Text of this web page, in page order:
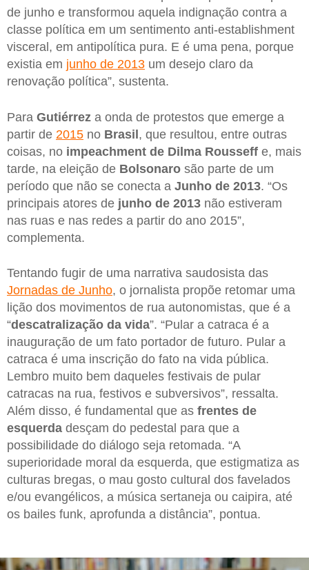
de junho e transformou aquela indignação contra a
classe política em um sentimento anti-establishment
visceral, em antipolítica pura. E é uma pena, porque
existia em junho de 2013 um desejo claro da
renovação política”, sustenta.
Para Gutiérrez a onda de protestos que emerge a
partir de 2015 no Brasil, que resultou, entre outras
coisas, no impeachment de Dilma Rousseff e, mais
tarde, na eleição de Bolsonaro são parte de um
período que não se conecta a Junho de 2013. “Os
principais atores de junho de 2013 não estiveram
nas ruas e nas redes a partir do ano 2015”,
complementa.
Tentando fugir de uma narrativa saudosista das
Jornadas de Junho, o jornalista propõe retomar uma
lição dos movimentos de rua autonomistas, que é a
“descatralização da vida”. “Pular a catraca é a
inauguração de um fato portador de futuro. Pular a
catraca é uma inscrição do fato na vida pública.
Lembro muito bem daqueles festivais de pular
catracas na rua, festivos e subversivos”, ressalta.
Além disso, é fundamental que as frentes de
esquerda desçam do pedestal para que a
possibilidade do diálogo seja retomada. “A
superioridade moral da esquerda, que estigmatiza as
culturas bregas, o mau gosto cultural dos favelados
e/ou evangélicos, a música sertaneja ou caipira, até
os bailes funk, aprofunda a distância”, pontua.